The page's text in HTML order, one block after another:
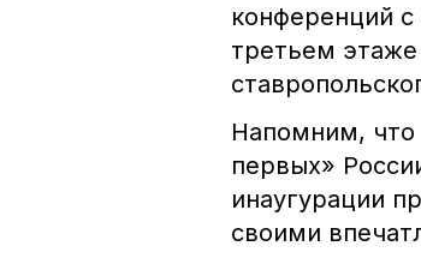
конференций
третьем этаже
Напомним, что
первых»
инаугурации
своими